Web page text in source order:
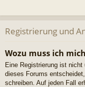
Registrierung und
Wozu muss ich
Eine Registrierung ist
dieses Forums
schreiben. Auf jeden Fall